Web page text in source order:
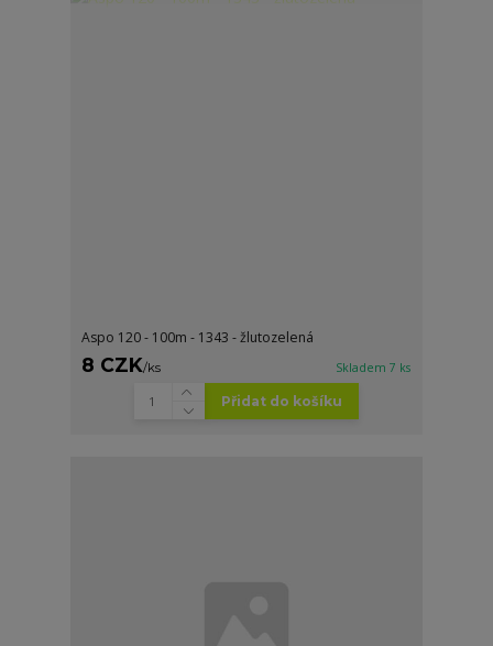
Aspo 120 - 100m - 1343 - žlutozelená
8 CZK/ks Skladem 7 ks
Přidat do košíku